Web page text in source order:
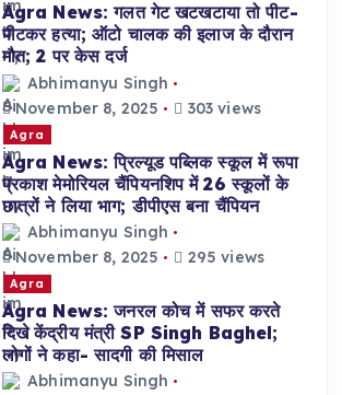
Agra News: गलत गेट खटखटाया तो पीट-
पीटकर हत्या; ऑटो चालक की इलाज के दौरान
मौत; 2 पर केस दर्ज
Abhimanyu Singh
November 8, 2025
303 views
Agra
Agra News: प्रिल्यूड पब्लिक स्कूल में रूपा
प्रकाश मेमोरियल चैंपियनशिप में 26 स्कूलों के
छात्रों ने लिया भाग; डीपीएस बना चैंपियन
Abhimanyu Singh
November 8, 2025
295 views
Agra
Agra News: जनरल कोच में सफर करते
दिखे केंद्रीय मंत्री SP Singh Baghel;
लोगों ने कहा- सादगी की मिसाल
Abhimanyu Singh